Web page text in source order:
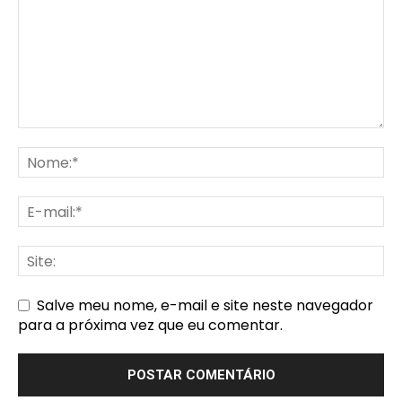
Salve meu nome, e-mail e site neste navegador
para a próxima vez que eu comentar.